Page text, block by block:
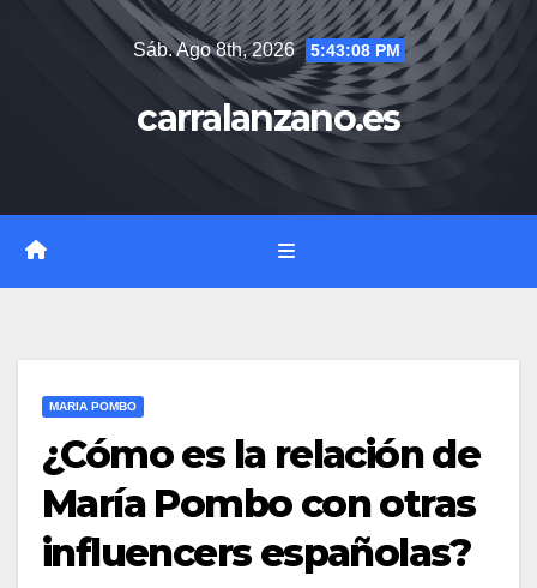
Sáb. Ago 8th, 2026 5:43:09 PM
carralanzano.es
MARIA POMBO
¿Cómo es la relación de
María Pombo con otras
influencers españolas?